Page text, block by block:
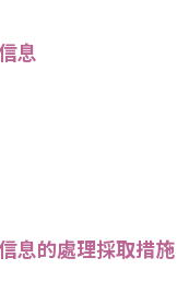
息
息的處理採取措施